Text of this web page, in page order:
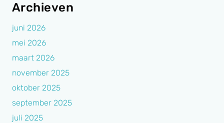
Archieven
juni 2026
mei 2026
maart 2026
november 2025
oktober 2025
september 2025
juli 2025